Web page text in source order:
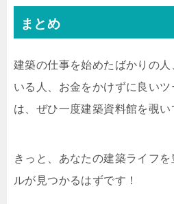
まとめ
建築の仕事を始めたばかりの
いる人、お金をかけずに良いツ
は、ぜひ一度建築資料館を覗い
きっと、あなたの建築ライフ
ルが見つかるはずです！